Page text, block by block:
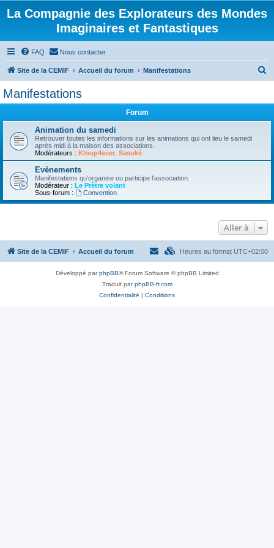
La Compagnie des Explorateurs des Mondes
Imaginaires et Fantastiques
FAQ Nous contacter
Site de la CEMIF Accueil du forum Manifestations
r
Manifestations
Forum
Animation du samedi
Retrouver toutes les informations sur les animations qui ont lieu le samedi
après midi à la maison des associations.
Modérateurs : Kloup4ever Sasuké
Evènements
Manifestations qu'organise ou participe l'association.
Modérateur : Le Prêtre volant
Sous-forum :
Convention
Aller à
Site de la CEMIF Accueil du forum Heures au format UTC+02:00
Développé parphpBB® Forum Software © phpBB Limited
Traduit parphpBB-fr.com
Confidentialité | Conditions